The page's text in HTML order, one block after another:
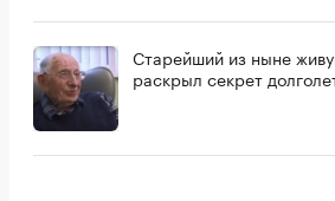
Старейший из ныне
раскрыл секрет